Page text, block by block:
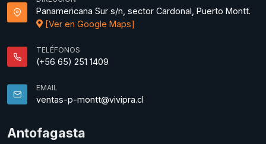
Panamericana Sur s/n, sector Cardonal, Puerto Montt.
[Ver en Google Maps]
TELÉFONOS
(+56 65) 251 1409
EMAIL
ventas-p-montt@vivipra.cl
Antofagasta